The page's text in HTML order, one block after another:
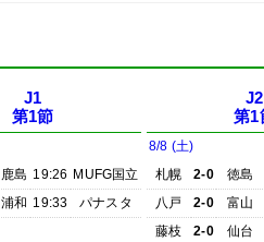
J1
第1節
鹿島 19:26 MUFG国立
浦和 19:33
パナスタ
J2
第1
8/8 (土)
札幌
2-0
徳島
八戸
2-0
富山
藤枝
2-0
仙台